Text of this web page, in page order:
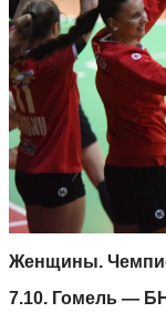
Женщины.
7.10. Гомель —